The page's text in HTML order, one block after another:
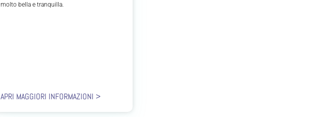
molto bella e tranquilla.
APRI MAGGIORI INFORMAZIONI >